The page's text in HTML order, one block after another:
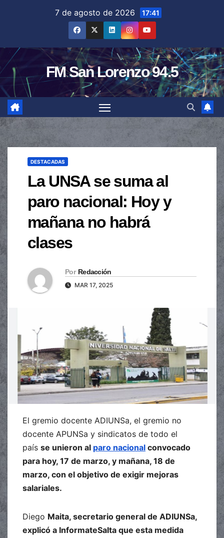
7 de agosto de 2026 17:41
FM San Lorenzo 94.5
DESTACADAS
La UNSA se suma al
paro nacional: Hoy y
mañana no habrá
clases
Por Redacción
MAR 17, 2025
El gremio docente ADIUNSa, el gremio no
docente APUNSa y sindicatos de todo el
país se unieron al paro nacional convocado
para hoy, 17 de marzo, y mañana, 18 de
marzo, con el objetivo de exigir mejoras
salariales.
Diego Maita, secretario general de ADIUNSa,
explicó a InformateSalta que esta medida